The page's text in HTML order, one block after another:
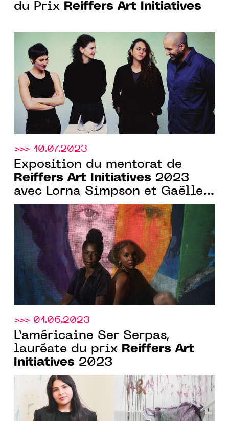
du Prix
Reiffers Art Initiatives
>>> 10.07.2023
Exposition du mentorat de
Reiffers Art Initiatives 2023
avec Lorna Simpson et Gaëlle
Choisne, du 18.10.2023 Au
18.11.2023
>>> 01.06.2023
L’américaine Ser Serpas,
lauréate du prix
Reiffers Art
Initiatives 2023